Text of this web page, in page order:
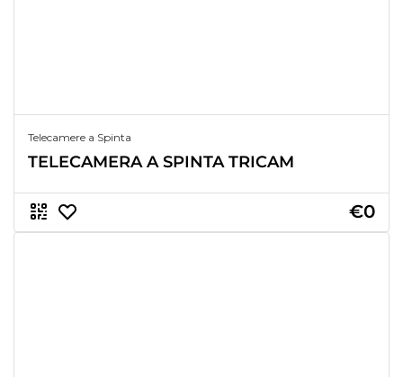
Telecamere a Spinta
TELECAMERA A SPINTA TRICAM
€0